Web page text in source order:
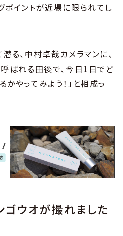
イントが近場に限られてし
る、中村卓哉カメラマンに、
ばれる田後で、今日1日でど
やってみよう！」と相成っ
ウオが撮れました